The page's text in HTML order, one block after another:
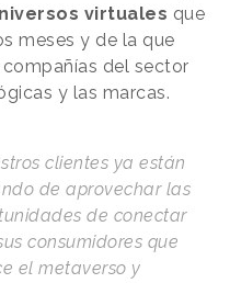
virtuales que
meses y de la que
del sector
y las marcas.
clientes ya están
de aprovechar las
de conectar
consumidores que
el metaverso y